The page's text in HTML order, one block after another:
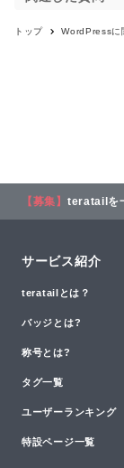
トップ WordPressに
【募集】 teratailを
サービス紹介
teratailとは？
バッジとは?
称号とは?
タグ一覧
ユーザーランキング
特設ページ一覧